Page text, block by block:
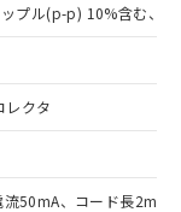
プル(p-p) 10%含む、
レクタ
50mA、コード長2m時)